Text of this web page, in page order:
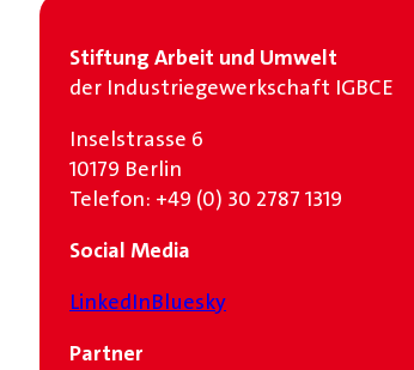
Stiftung Arbeit und Umwelt
der Industrie­gewerkschaft IGBCE
Inselstrasse 6
10179 Berlin
Telefon: +49 (0) 30 2787 1319
Social Media
LinkedInBluesky
Partner